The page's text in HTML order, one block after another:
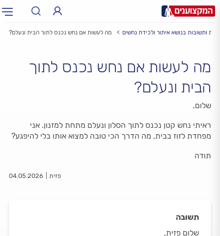
עיר: תל אביב, חיפה…
ותשובות בנושא איתור ולכידת נחשים מה לעשות אם נחש נכנס לתוך הבית ונעלם?
מה לעשות אם נחש נכנס לתוך
הבית ונעלם?
שלום,
ראיתי נחש קטן נכנס לתוך הסלון ונעלם מתחת למזנון. אני
מפחדת לזוז בבית, מה הדרך הכי טובה למצוא אותו בלי להיפגע?
תודה
פזית 04.05.2026
תשובה
שלום פזית,